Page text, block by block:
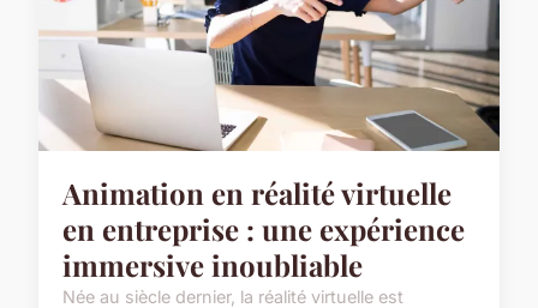
Animation en réalité virtuelle
en entreprise : une expérience
immersive inoubliable
Née au siècle dernier, la réalité virtuelle est